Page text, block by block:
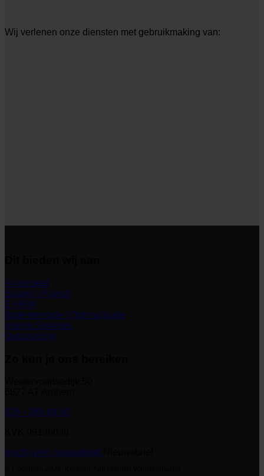
Wij verlenen onze diensten met gebruikmaking van:
Financieel
Salaris | Payroll
E-HRM
Implementatie | Optimalisatie
Interim Services
Outsourcing
026 - 389 89 00
Inschrijven nieuwsbrief